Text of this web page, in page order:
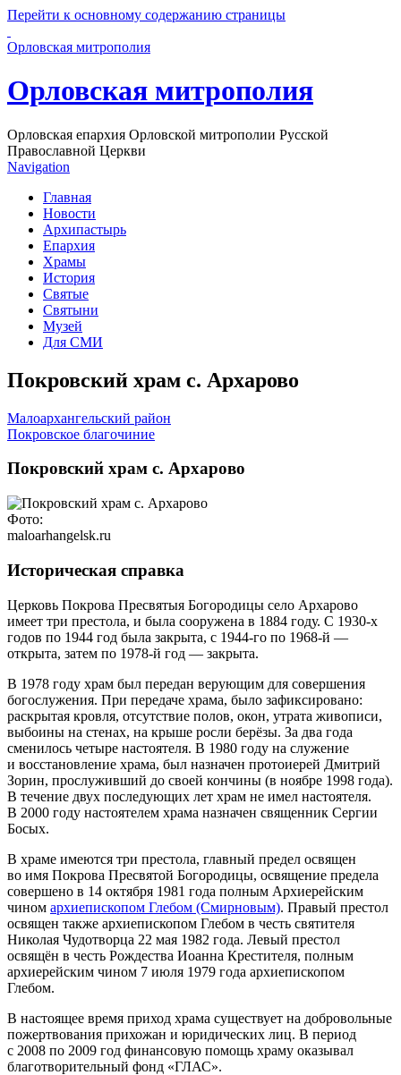
Перейти к основному содержанию страницы
Орловская митрополия
Орловская митрополия
Орловская епархия Орловской митрополии Русской
Православной Церкви
Navigation
Главная
Новости
Архипастырь
Епархия
Храмы
История
Святые
Святыни
Музей
Для СМИ
Покровский храм с. Архарово
Малоархангельский район
Покровское благочиние
Покровский храм с. Архарово
Фото:
maloarhangelsk.ru
Историческая справка
Церковь Покрова Пресвятыя Богородицы село Архарово
имеет три престола, и была сооружена в 1884 году. С 1930-х
годов по 1944 год была закрыта, с 1944-го по 1968-й —
открыта, затем по 1978-й год — закрыта.
В 1978 году храм был передан верующим для совершения
богослужения. При передаче храма, было зафиксировано:
раскрытая кровля, отсутствие полов, окон, утрата живописи,
выбоины на стенах, на крыше росли берёзы. За два года
сменилось четыре настоятеля. В 1980 году на служение
и восстановление храма, был назначен протоиерей Дмитрий
Зорин, прослуживший до своей кончины (в ноябре 1998 года).
В течение двух последующих лет храм не имел настоятеля.
В 2000 году настоятелем храма назначен священник Сергии
Босых.
В храме имеются три престола, главный предел освящен
во имя Покрова Пресвятой Богородицы, освящение предела
совершено в 14 октября 1981 года полным Архиерейским
чином архиепископом Глебом (Смирновым). Правый престол
освящен также архиепископом Глебом в честь cвятителя
Николая Чудотворца 22 мая 1982 года. Левый престол
освящён в честь Рождества Иоанна Крестителя, полным
архиерейским чином 7 июля 1979 года архиепископом
Глебом.
В настоящее время приход храма существует на добровольные
пожертвования прихожан и юридических лиц. В период
с 2008 по 2009 год финансовую помощь храму оказывал
благотворительный фонд «ГЛАС».